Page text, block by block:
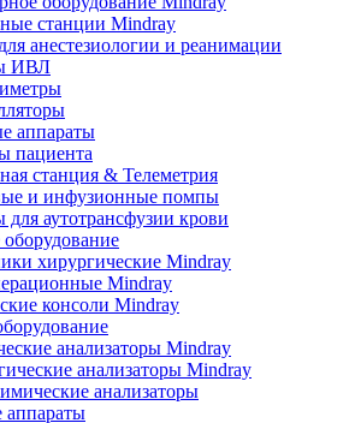
станции Mindray
анестезиологии и реанимации
ИВЛ
аппараты
пациента
станция & Телеметрия
и инфузионные помпы
для аутотрансфузии крови
хирургические Mindray
Mindray
консоли Mindray
анализаторы Mindray
анализаторы Mindray
анализаторы
аппараты